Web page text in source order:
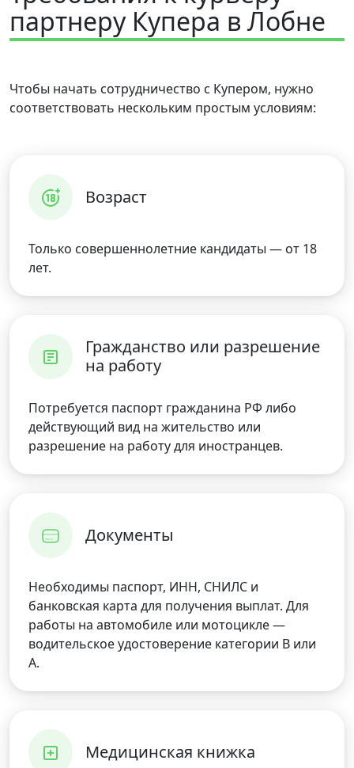
партнеру Купера в Лобне
Чтобы начать сотрудничество с Купером, нужно
соответствовать нескольким простым условиям:
Возраст
Только совершеннолетние кандидаты — от 18
лет.
Гражданство или разрешение
на работу
Потребуется паспорт гражданина РФ либо
действующий вид на жительство или
разрешение на работу для иностранцев.
Документы
Необходимы паспорт, ИНН, СНИЛС и
банковская карта для получения выплат. Для
работы на автомобиле или мотоцикле —
водительское удостоверение категории B или
A.
Медицинская книжка